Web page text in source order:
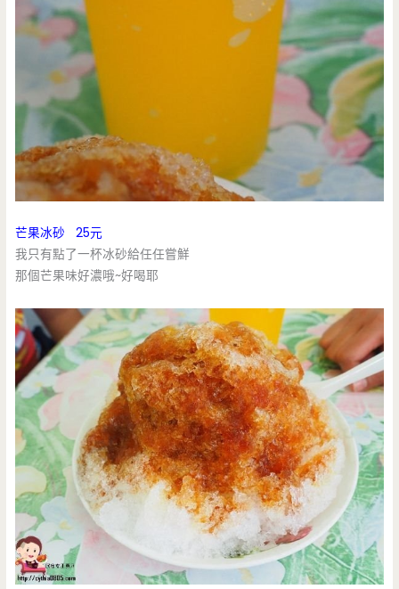
芒果冰砂 25元
我只有點了一杯冰砂給任任嘗鮮
那個芒果味好濃哦~好喝耶